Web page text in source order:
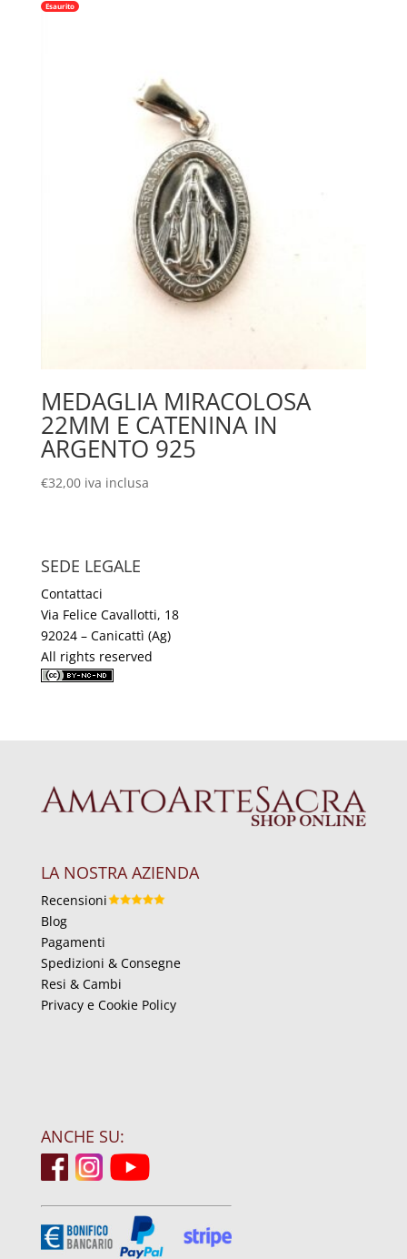
Esaurito
MEDAGLIA MIRACOLOSA
22MM E CATENINA IN
ARGENTO 925
€32,00 iva inclusa
SEDE LEGALE
Contattaci
Via Felice Cavallotti, 18
92024 – Canicattì (Ag)
All rights reserved
LA NOSTRA AZIENDA
Recensioni
Blog
Pagamenti
Spedizioni & Consegne
Resi & Cambi
Privacy e Cookie Policy
ANCHE SU: